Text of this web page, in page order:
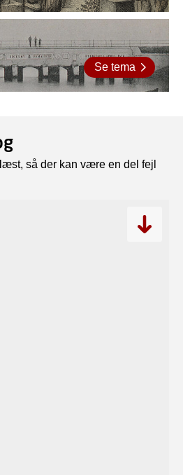
Se tema
så der kan være en del fejl